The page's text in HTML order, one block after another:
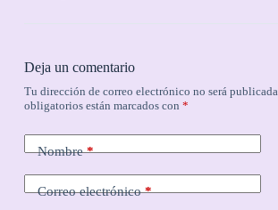
Deja un comentario
Tu dirección de correo electrónico no será publicada.
obligatorios están marcados con *
Nombre*
Correo electrónico*